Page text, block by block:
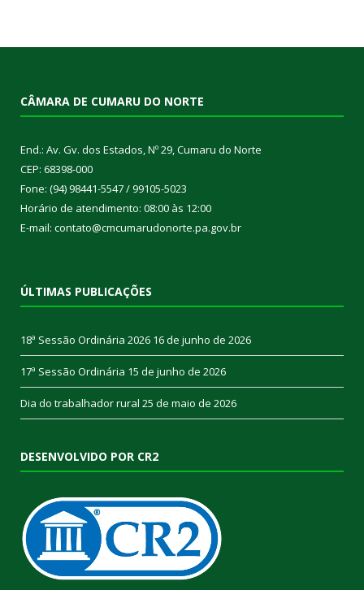
CÂMARA DE CUMARU DO NORTE
End.: Av. Gv. dos Estados, Nº 29, Cumaru do Norte
CEP: 68398-000
Fone: (94) 98441-5547 / 99105-5023
Horário de atendimento: 08:00 às 12:00
E-mail: contato@cmcumarudonorte.pa.gov.br
ÚLTIMAS PUBLICAÇÕES
18ª Sessão Ordinária 2026 16 de junho de 2026
17ª Sessão Ordinária 15 de junho de 2026
Dia do trabalhador rural 25 de maio de 2026
DESENVOLVIDO POR CR2